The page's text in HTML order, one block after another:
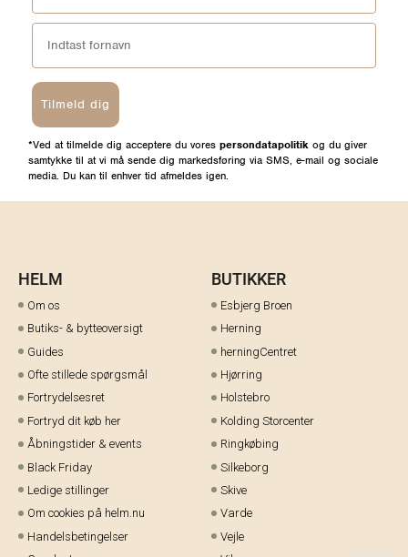
Tilmeld dig
*Ved at tilmelde dig acceptere du vores persondatapolitik og du giver
samtykke til at vi må sende dig markedsføring via SMS, e-mail og sociale
media. Du kan til enhver tid afmeldes igen.
HELM
Om os
Butiks- & bytteoversigt
Guides
Ofte stillede spørgsmål
Fortrydelsesret
Fortryd dit køb her
Åbningstider & events
Black Friday
Ledige stillinger
Om cookies på helm.nu
Handelsbetingelser
BUTIKKER
Esbjerg Broen
Herning
herningCentret
Hjørring
Holstebro
Kolding Storcenter
Ringkøbing
Silkeborg
Skive
Varde
Vejle